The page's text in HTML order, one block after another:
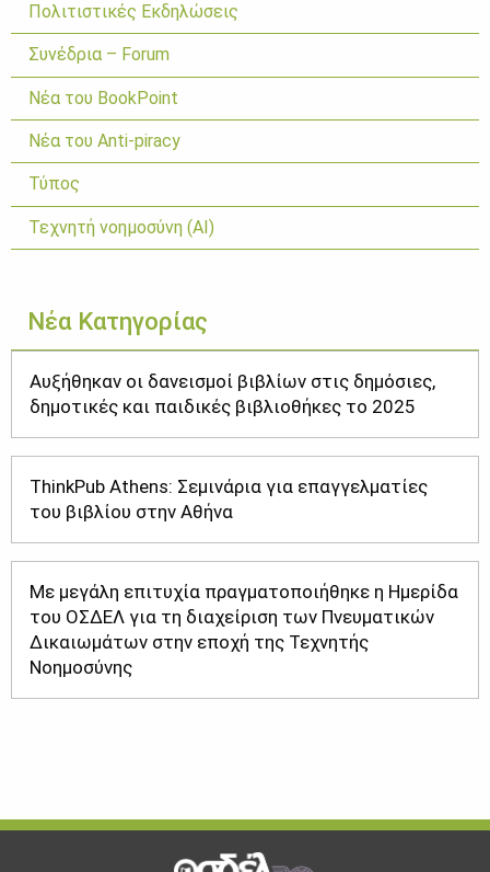
Πολιτιστικές Εκδηλώσεις
Συνέδρια – Forum
Νέα του BookPoint
Νέα του Anti-piracy
Τύπος
Τεχνητή νοημοσύνη (ΑΙ)
Νέα Κατηγορίας
Αυξήθηκαν οι δανεισμοί βιβλίων στις δημόσιες,
δημοτικές και παιδικές βιβλιοθήκες το 2025
ThinkPub Athens: Σεμινάρια για επαγγελματίες
του βιβλίου στην Αθήνα
Με μεγάλη επιτυχία πραγματοποιήθηκε η Ημερίδα
του ΟΣΔΕΛ για τη διαχείριση των Πνευματικών
Δικαιωμάτων στην εποχή της Τεχνητής
Νοημοσύνης